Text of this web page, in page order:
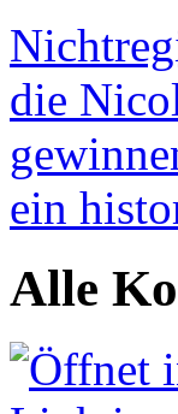
die
ein
Alle